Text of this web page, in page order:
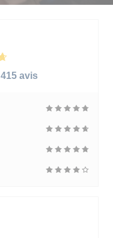
415 avis